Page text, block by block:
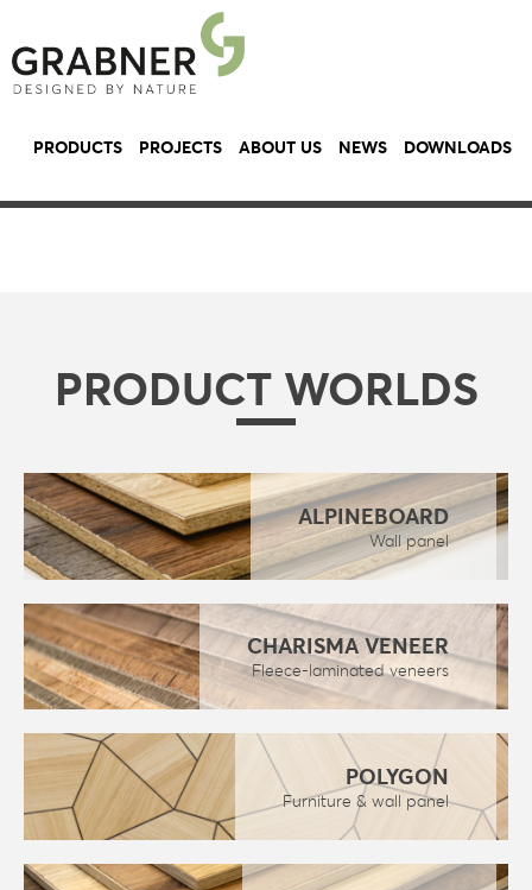
PRODUCTS PROJECTS ABOUT US NEWS DOWNLOADS
PRODUCT WORLDS
ALPINEBOARD
Wall panel
CHARISMA VENEER
Fleece-laminated veneers
POLYGON
Furniture & wall panel